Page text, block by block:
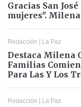
Gracias San
mujeres".
Redacción La Paz
Destaca Milena
Familias
Para Las Y Los
Redacción La Paz